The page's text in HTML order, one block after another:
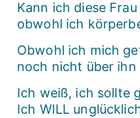
Kann ich diese
obwohl ich
Obwohl ich mich
noch nicht über ihn
Ich weiß, ich sollte
Ich WILL